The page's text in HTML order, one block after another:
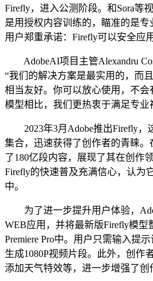
Firefly，进入公测阶段。和Sora等
是用授权内容训练的，瞄准的是专
用户郑重承诺：Firefly可以安全应
AdobeAI项目主管Alexandru
“我们的解决方案是最实用的，而
相当友好。你可以放心使用，不会
模型相比，我们更热衷于满足专业
2023年3月Adobe推出Firefly，
集合，迅速获得了创作者的青睐
了180亿段内容，展现了其在创作
Firefly的快速普及充满信心，认为
中。
为了进一步提升用户体验，
WEB应用，并将最新版Firefly模
Premiere Pro中。用户只需输入提
生成1080P视频片段。此外，创作
添加天气特效等，进一步增强了创